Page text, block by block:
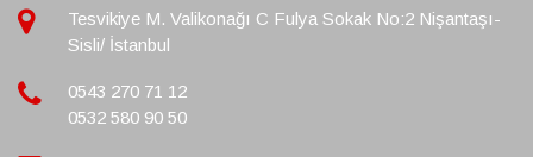
Tesvikiye M. Valikonağı C Fulya Sokak No:2 Nişantaşı-
Sisli/ İstanbul
0543 270 71 12
0532 580 90 50